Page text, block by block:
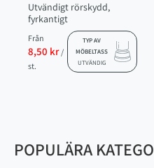
Utvändigt rörskydd,
fyrkantigt
Från
8,50 kr /
st.
TYP AV
MÖBELTASS
UTVÄNDIG
POPULÄRA